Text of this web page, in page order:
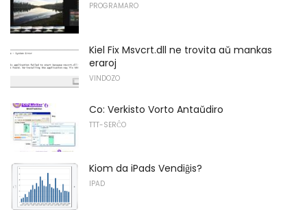
PROGRAMARO
Kiel Fix Msvcrt.dll ne trovita aŭ mankas
eraroj
VINDOZO
Co: Verkisto Vorto Antaŭdiro
TTT-SERĈO
Kiom da iPads Vendiĝis?
IPAD